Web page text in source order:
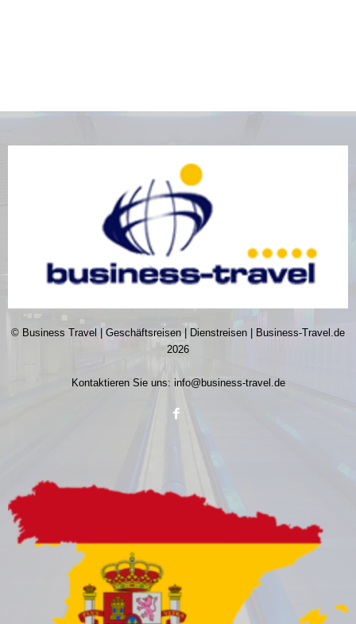
© Business Travel | Geschäftsreisen | Dienstreisen | Business-Travel.de
2026
Kontaktieren Sie uns: info@business-travel.de